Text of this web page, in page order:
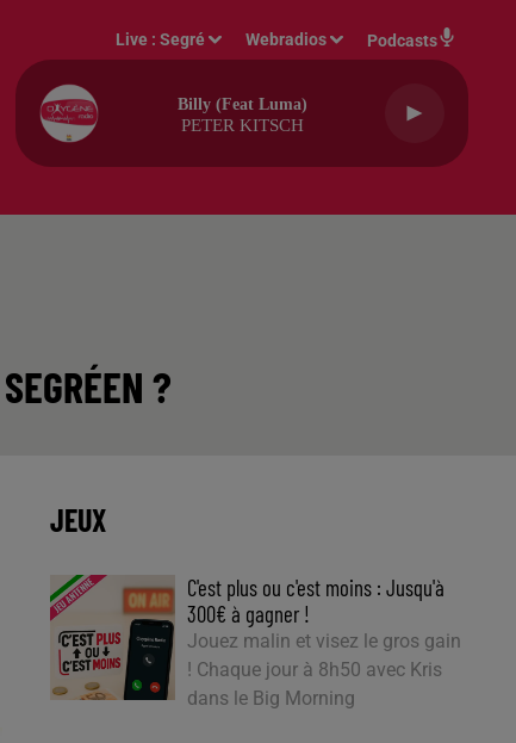
Live :Segré Webradios Podcasts
Billy (feat Luma)
PETER KITSCH
?
JEUX
C'est plus ou c'est moins : Jusqu'à
300€ à gagner !
Jouez malin et visez le gros gain
! Chaque jour à 8h50 avec Kris
dans le Big Morning